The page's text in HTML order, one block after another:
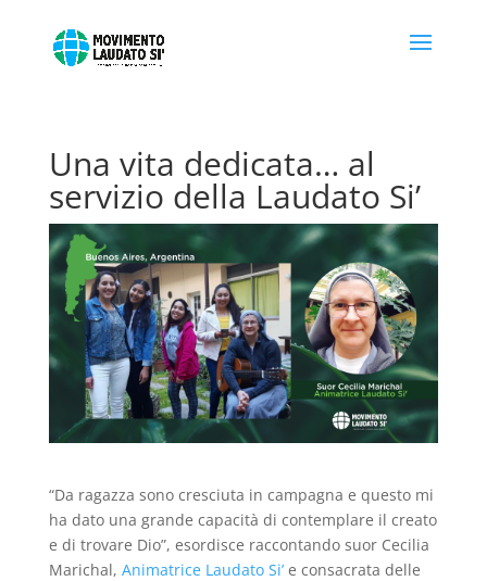
Una vita dedicata… al
servizio della Laudato Si’
“Da ragazza sono cresciuta in campagna e questo mi
ha dato una grande capacità di contemplare il creato
e di trovare Dio”, esordisce raccontando suor Cecilia
Marichal, Animatrice Laudato Si’e consacrata delle